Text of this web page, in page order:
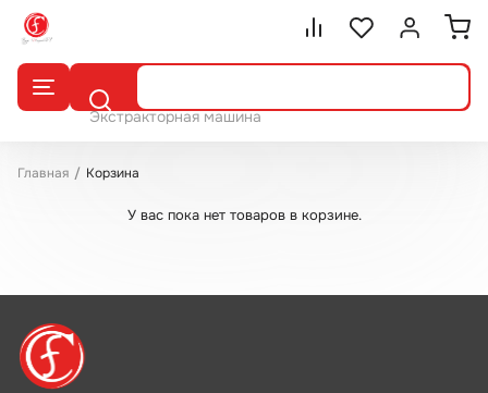
Сравнение.
СписокВойти или
Экстракторная машина
Поиск
Главная Корзина
У вас пока нет товаров в корзине.